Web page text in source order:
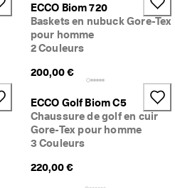
ECCO Biom 720
Baskets en nubuck Gore-Tex
pour homme
2 Couleurs
200,00 €
ECCO Golf Biom C5
Chaussure de golf en cuir
Gore-Tex pour homme
3 Couleurs
220,00 €